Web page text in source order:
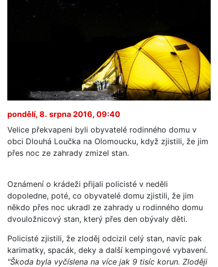
pondělí, 8. srpna 2016, 09:40
Velice překvapeni byli obyvatelé rodinného domu v
obci Dlouhá Loučka na Olomoucku, když zjistili, že jim
přes noc ze zahrady zmizel stan.
Oznámení o krádeži přijali policisté v neděli
dopoledne, poté, co obyvatelé domu zjistili, že jim
někdo přes noc ukradl ze zahrady u rodinného domu
dvouložnicový stan, který přes den obývaly děti.
Policisté zjistili, že zloděj odcizil celý stan, navíc pak
karimatky, spacák, deky a další kempingové vybavení.
"Škoda byla vyčíslena na více jak 9 tisíc korun. Zloději